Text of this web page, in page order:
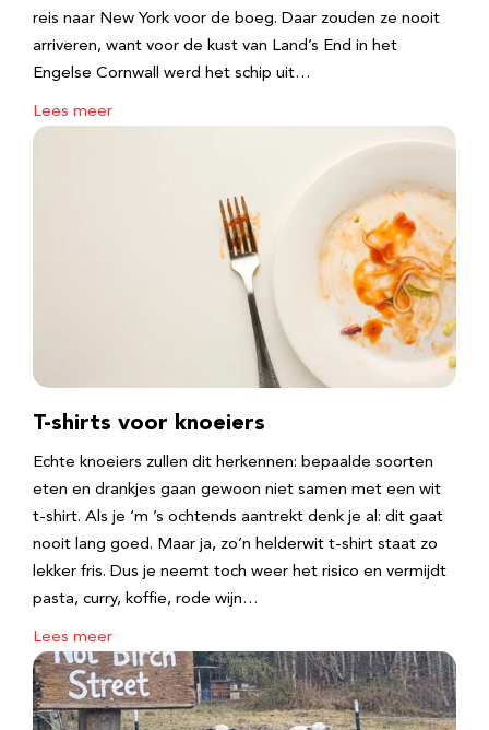
reis naar New York voor de boeg. Daar zouden ze nooit
arriveren, want voor de kust van Land’s End in het
Engelse Cornwall werd het schip uit…
Lees meer
T-shirts voor knoeiers
Echte knoeiers zullen dit herkennen: bepaalde soorten
eten en drankjes gaan gewoon niet samen met een wit
t-shirt. Als je ‘m ’s ochtends aantrekt denk je al: dit gaat
nooit lang goed. Maar ja, zo’n helderwit t-shirt staat zo
lekker fris. Dus je neemt toch weer het risico en vermijdt
pasta, curry, koffie, rode wijn…
Lees meer